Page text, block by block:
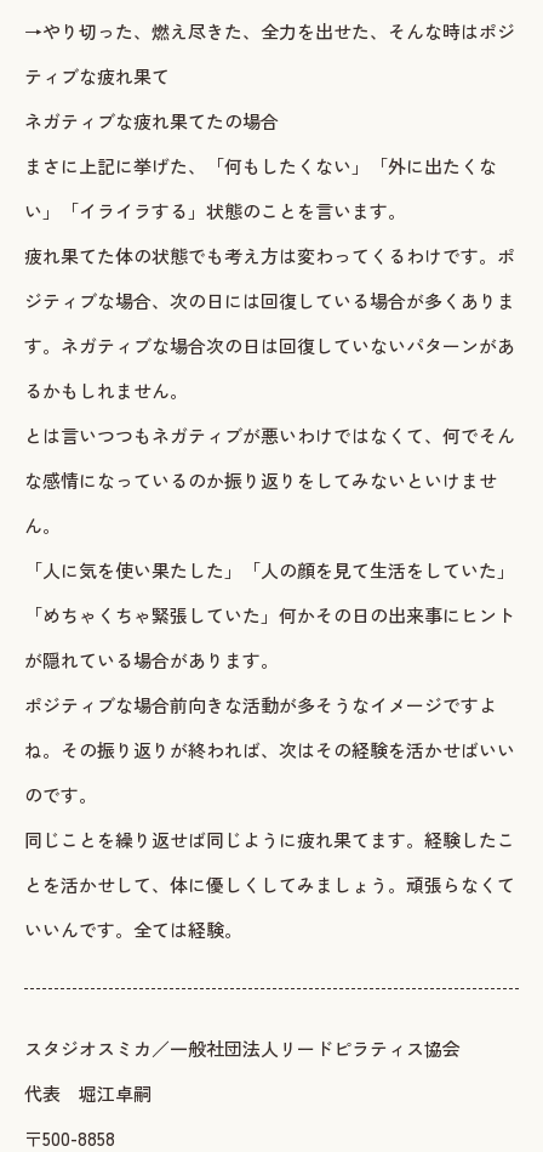
→やり切った、燃え尽きた、全力を出せた、そんな時はポジ
ティブな疲れ果て
ネガティブな疲れ果てたの場合
まさに上記に挙げた、「何もしたくない」「外に出たくな
い」「イライラする」状態のことを言います。
疲れ果てた体の状態でも考え方は変わってくるわけです。ポ
ジティブな場合、次の日には回復している場合が多くありま
す。ネガティブな場合次の日は回復していないパターンがあ
るかもしれません。
とは言いつつもネガティブが悪いわけではなくて、何でそん
な感情になっているのか振り返りをしてみないといけませ
ん。
「人に気を使い果たした」「人の顔を見て生活をしていた」
「めちゃくちゃ緊張していた」何かその日の出来事にヒント
が隠れている場合があります。
ポジティブな場合前向きな活動が多そうなイメージですよ
ね。その振り返りが終われば、次はその経験を活かせばいい
のです。
同じことを繰り返せば同じように疲れ果てます。経験したこ
とを活かせして、体に優しくしてみましょう。頑張らなくて
いいんです。全ては経験。
スタジオスミカ／一般社団法人リードピラティス協会
代表 堀江卓嗣
〒500-8858